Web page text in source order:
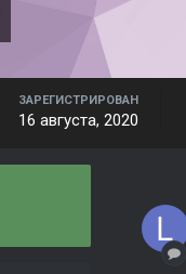
ЗАРЕГИСТРИРОВАН
16 августа, 2020